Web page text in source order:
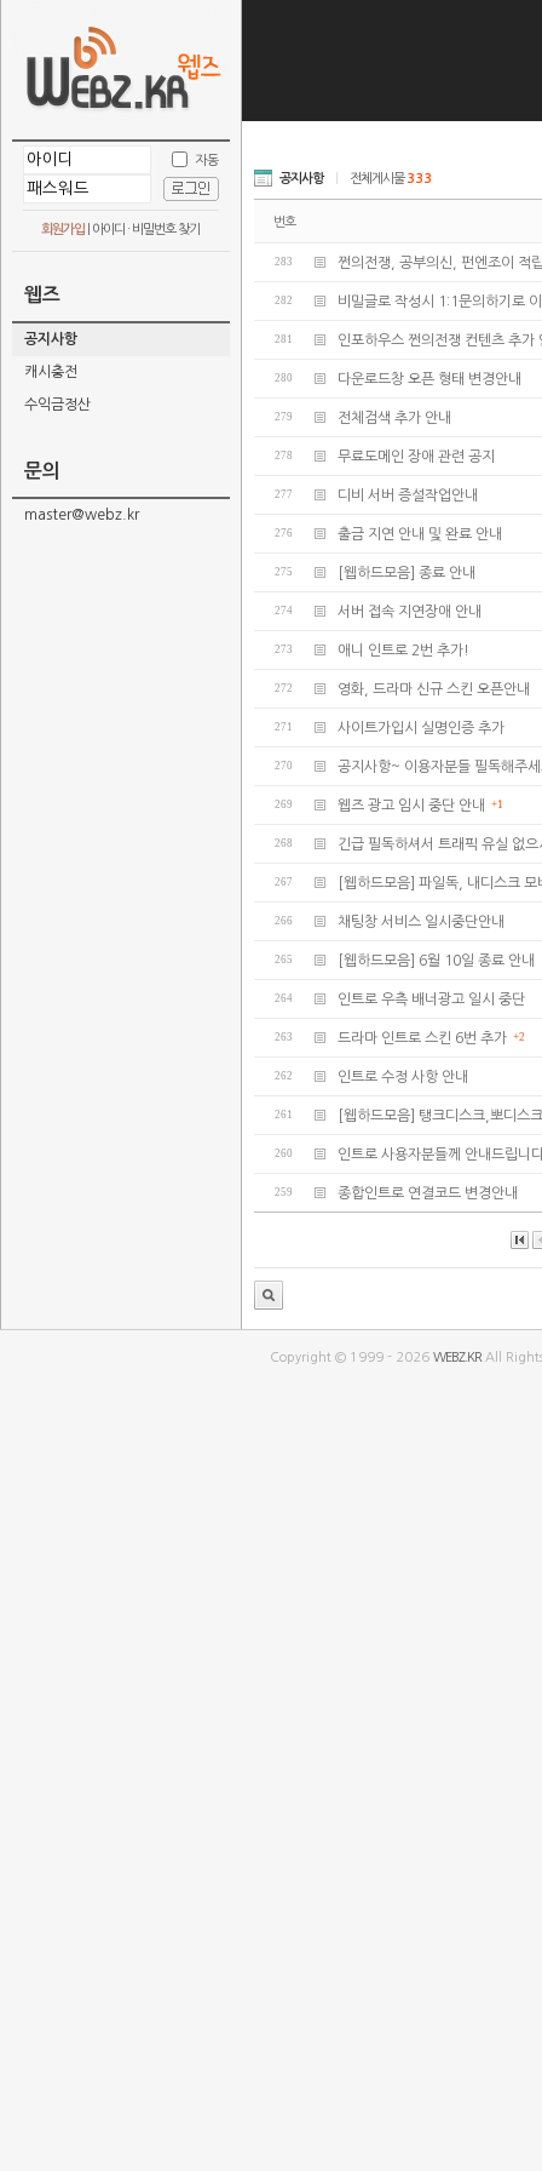
자동
회원가입 아이디 · 비밀번호 찾기
웹즈
공지사항
캐시충전
수익금정산
문의
master@webz.kr
공지사항 전체게시물333
번호
283 쩐의전쟁, 공부의신, 펀엔조이 적
282 비밀글로 작성시 1:1문의하기로
281 인포하우스 쩐의전쟁 컨텐츠 추가
280 다운로드창 오픈 형태 변경안내
279 전체검색 추가 안내
278 무료도메인 장애 관련 공지
277 디비 서버 증설작업안내
276 출금 지연 안내 및 완료 안내
275 [웹하드모음] 종료 안내
274 서버 접속 지연장애 안내
273 애니 인트로 2번 추가!
272 영화, 드라마 신규 스킨 오픈안내
271 사이트가입시 실명인증 추가
270 공지사항~ 이용자분들 필독해주
269 웹즈 광고 임시 중단 안내 +1
268 긴급 필독하셔서 트래픽 유실 없
267 [웹하드모음] 파일독, 내디스크 모
266 채팅창 서비스 일시중단안내
265 [웹하드모음] 6월 10일 종료 안내
264 인트로 우측 배너광고 일시 중단
263 드라마 인트로 스킨 6번 추가 +2
262 인트로 수정 사항 안내
261 [웹하드모음] 탱크디스크,뽀디스
260 인트로 사용자분들께 안내드립니
259 종합인트로 연결코드 변경안내
Copyright © 1999 - 2026WEBZ.KR All